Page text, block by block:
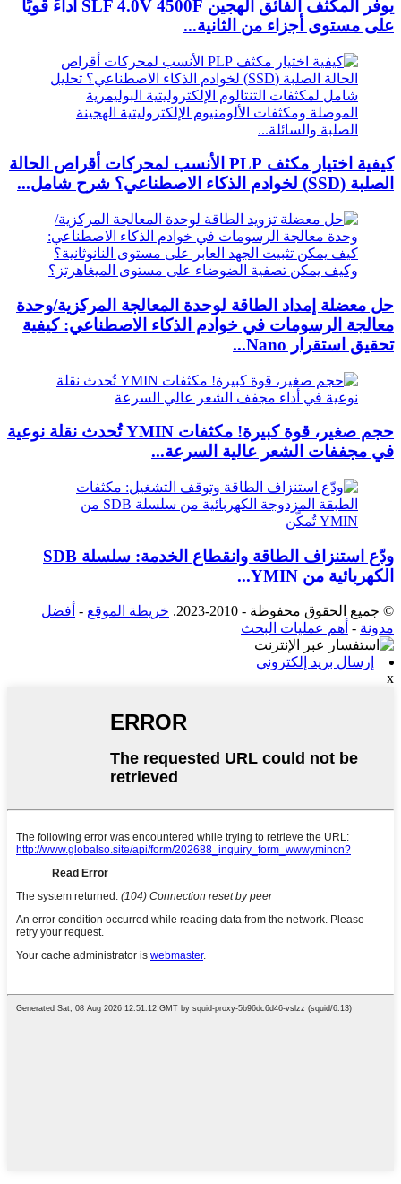
يوفر المكثف الفائق الهجين SLF 4.0V 4500F أداءً قويًا
على مستوى أجزاء من الثانية...
كيفية اختيار مكثف PLP الأنسب لمحركات أقراص الحالة
الصلبة (SSD) لخوادم الذكاء الاصطناعي؟ شرح شامل...
حل معضلة إمداد الطاقة لوحدة المعالجة المركزية/وحدة
معالجة الرسومات في خوادم الذكاء الاصطناعي: كيفية
تحقيق استقرار Nano...
حجم صغير، قوة كبيرة! مكثفات YMIN تُحدث نقلة نوعية
في مجففات الشعر عالية السرعة...
ودّع استنزاف الطاقة وانقطاع الخدمة: سلسلة SDB
الكهربائية من YMIN...
© جميع الحقوق محفوظة - 2010-2023. خريطة الموقع - أفضل
مدونة - أهم عمليات البحث
إرسال بريد إلكتروني
x